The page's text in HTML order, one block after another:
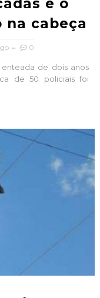
e o
cabeça
0
de dois anos
de 50 policiais foi